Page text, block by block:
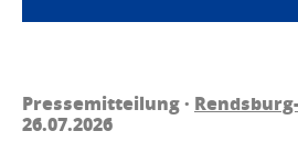
Pressemitteilung ·
26.07.2026